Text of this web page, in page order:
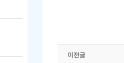
이전글